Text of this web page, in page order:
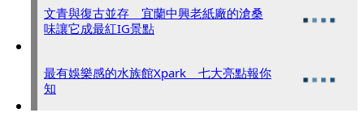
文青與復古並存 宜蘭中興老紙廠的滄桑
味讓它成最紅IG景點
最有娛樂感的水族館Xpark 七大亮點報你
知